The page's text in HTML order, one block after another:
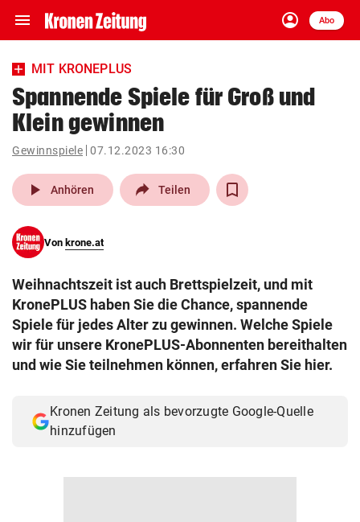
menu Navigation
ein-/ausklappen
account_circle
Anmelden
Abo
close Schließen
account_circle Anmelden
pin_drop
Wien arrow_right
search
eingeben
© Krone Multimedia GmbH & Co KG 2026
MIT KRONEPLUS
Spannende Spiele für Groß und
Klein gewinnen
Gewinnspiele 07.12.2023 16:30
play_arrow Anhören Teilen
Von krone.at
Weihnachtszeit ist auch Brettspielzeit, und mit
KronePLUS haben Sie die Chance, spannende
Spiele für jedes Alter zu gewinnen. Welche Spiele
wir für unsere KronePLUS-Abonnenten bereithalten
und wie Sie teilnehmen können, erfahren Sie hier.
Kronen Zeitung als bevorzugte Google-Quelle
hinzufügen